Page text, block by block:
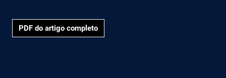
PDF do artigo completo